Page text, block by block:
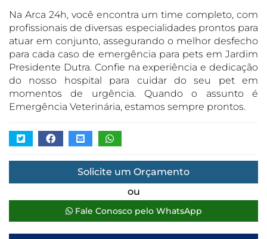
Na Arca 24h, você encontra um time completo, com
profissionais de diversas especialidades prontos para
atuar em conjunto, assegurando o melhor desfecho
para cada caso de emergência para pets em Jardim
Presidente Dutra. Confie na experiência e dedicação
do nosso hospital para cuidar do seu pet em
momentos de urgência. Quando o assunto é
Emergência Veterinária, estamos sempre prontos.
Solicite um Orçamento
ou
Fale Conosco pelo WhatsApp